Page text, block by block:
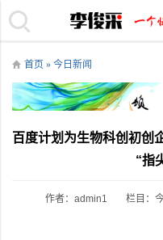
首页 » 今日新闻
百度计划为生物科创初创
“指
作者：admin1 栏目：